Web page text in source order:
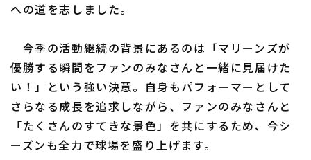
への道を志しました。
今季の活動継続の背景にあるのは「マリーンズが
優勝する瞬間をファンのみなさんと一緒に見届けた
い！」という強い決意。自身もパフォーマーとして
さらなる成長を追求しながら、ファンのみなさんと
「たくさんのすてきな景色」を共にするため、今シ
ーズンも全力で球場を盛り上げます。